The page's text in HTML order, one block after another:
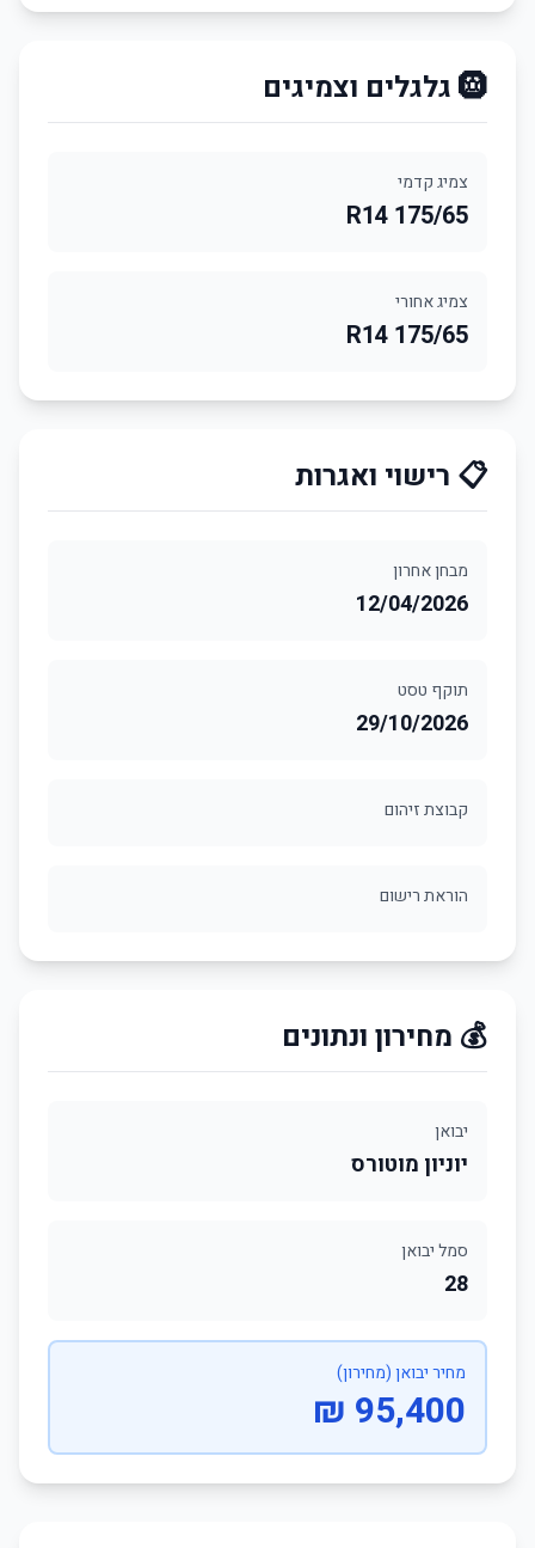
🛞 גלגלים וצמיגים
צמיג קדמי
175/65 R14
צמיג אחורי
175/65 R14
📋 רישוי ואגרות
מבחן אחרון
12/04/2026
תוקף טסט
29/10/2026
קבוצת זיהום
הוראת רישום
💰 מחירון ונתונים
יבואן
יוניון מוטורס
סמל יבואן
28
מחיר יבואן (מחירון)
95,400 ₪